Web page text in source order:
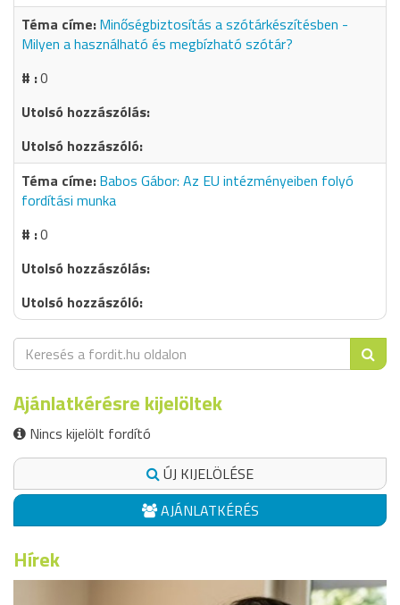
Minőségbiztosítás a szótárkészítésben -
Milyen a használható és megbízható szótár?
0
Babos Gábor: Az EU intézményeiben folyó
fordítási munka
0
Ajánlatkérésre kijelöltek
Nincs kijelölt fordító
ÚJ KIJELÖLÉSE
AJÁNLATKÉRÉS
Hírek